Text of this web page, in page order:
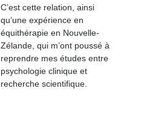
C’est cette relation, ainsi
qu’une expérience en
équithérapie en Nouvelle-
Zélande, qui m’ont poussé à
reprendre mes études entre
psychologie clinique et
recherche scientifique.